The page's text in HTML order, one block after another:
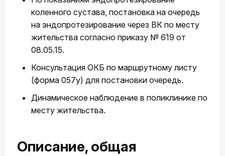
коленного сустава, постановка на очередь
на эндопротезирование через ВК по месту
жительства согласно приказу № 619 от
08.05.15.
Консультация ОКБ по маршрутному листу
(форма 057у) для постановки очередь.
Динамическое наблюдение в поликлинике по
месту жительства.
Описание, общая